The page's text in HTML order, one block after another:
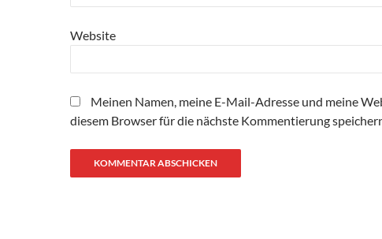
Website
Meinen Namen, meine E-Mail-Adresse und meine
diesem Browser für die nächste Kommentierung